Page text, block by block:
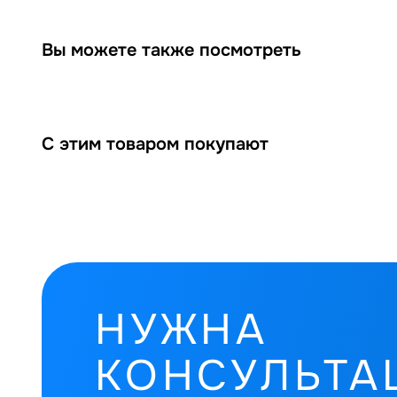
Вы можете также посмотреть
С этим товаром покупают
НУЖНА